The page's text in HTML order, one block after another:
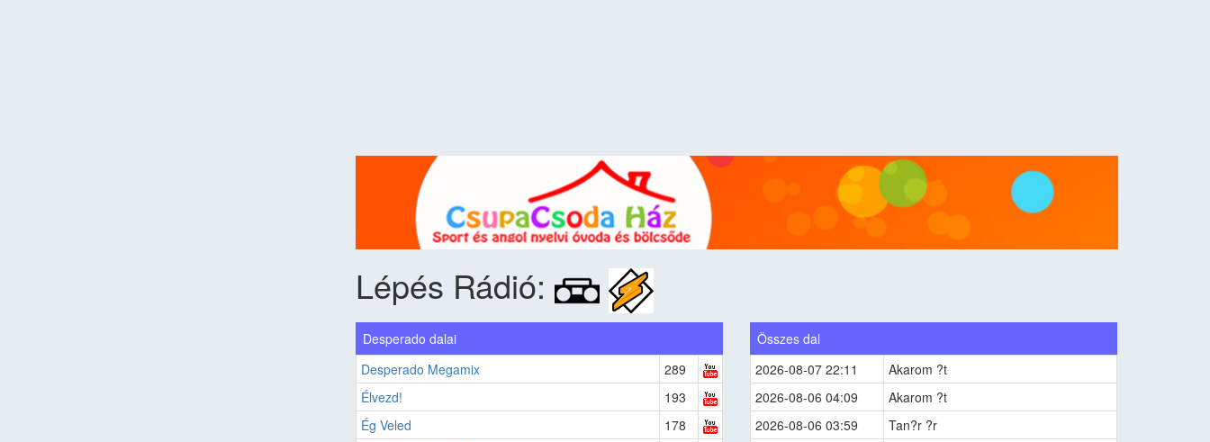
Lépés Rádió:
Desperado dalai
Desperado Megamix
289
Élvezd!
193
Ég Veled
178
Összes dal
2026-08-07 22:11
Akarom ?t
2026-08-06 04:09
Akarom ?t
2026-08-06 03:59
Tan?r ?r